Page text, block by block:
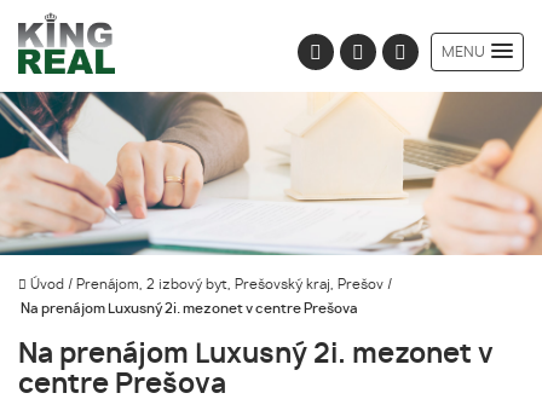
MENU
Úvod / Prenájom, 2 izbový byt, Prešovský kraj, Prešov /
Na prenájom Luxusný 2i. mezonet v centre Prešova
Na prenájom Luxusný 2i. mezonet v
centre Prešova